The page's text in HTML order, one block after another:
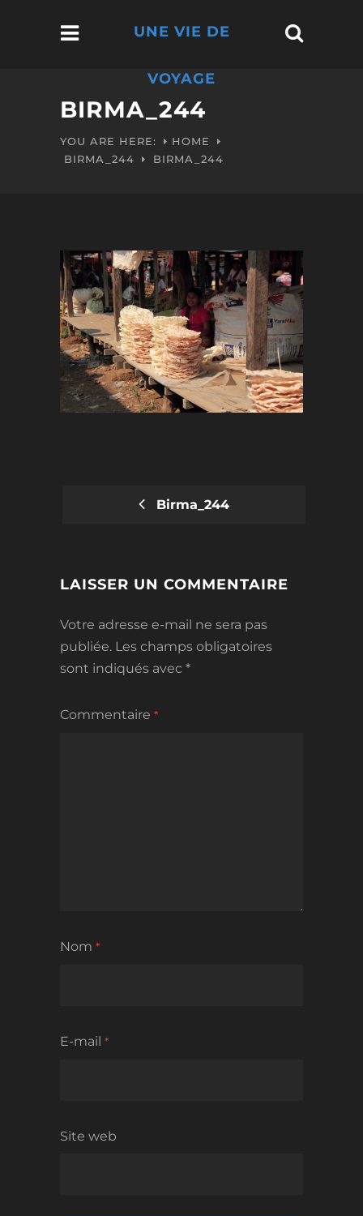
UNE VIE DE
VOYAGE
BIRMA_244
YOU ARE HERE:
HOME
BIRMA_244
BIRMA_244
Birma_244
LAISSER UN COMMENTAIRE
Votre adresse e-mail ne sera pas
publiée. Les champs obligatoires
sont indiqués avec *
Commentaire *
Nom *
E-mail *
Site web